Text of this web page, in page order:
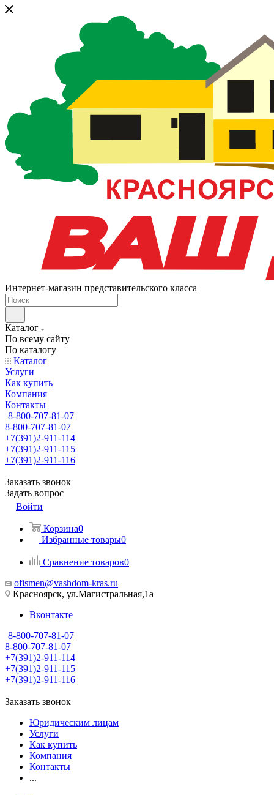
Интернет-магазин представительского класса
Каталог
По всему сайту
По каталогу
Каталог
Услуги
Как купить
Компания
Контакты
8-800-707-81-07
8-800-707-81-07
+7(391)2-911-114
+7(391)2-911-115
+7(391)2-911-116
Заказать звонок
Задать вопрос
Войти
Корзина0
Избранные товары0
Сравнение товаров0
ofismen@vashdom-kras.ru
Красноярск, ул.Магистральная,1а
Вконтакте
8-800-707-81-07
8-800-707-81-07
+7(391)2-911-114
+7(391)2-911-115
+7(391)2-911-116
Заказать звонок
Юридическим лицам
Услуги
Как купить
Компания
Контакты
...